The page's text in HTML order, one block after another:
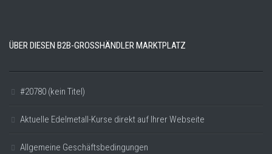
ÜBER DIESEN B2B-GROSSHÄNDLER MARKTPLATZ
#20780 (kein Titel)
Aktuelle Edelmetall-Kurse direkt auf Ihrer Webseite
Allgemeine Geschäftsbedingungen